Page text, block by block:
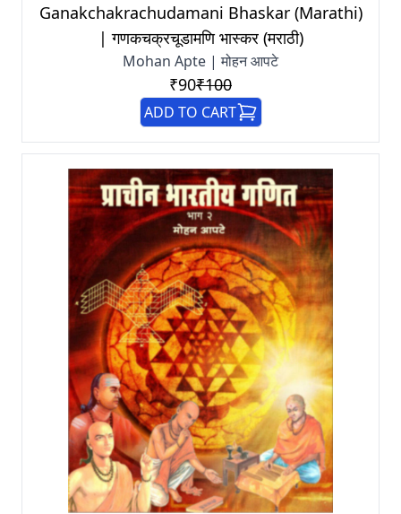
Ganakchakrachudamani Bhaskar (Marathi)
| गणकचक्रचूडामणि भास्कर (मराठी)
Mohan Apte | मोहन आपटे
₹90₹100
ADD TO CART